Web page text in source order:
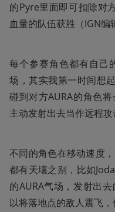
的Pyre里面即可扣除对
血量的队伍获胜（IGN编
每个参赛角色都有自己
场，其实我第一时间想
碰到对方AURA的角色
主动发射出去当作远程攻
不同的角色在移动速度
都有天壤之别，比如
的AURA气场，发射出
以将落地点的敌人震飞